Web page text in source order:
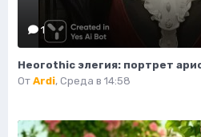
1
От Ardi, Среда в 14:58